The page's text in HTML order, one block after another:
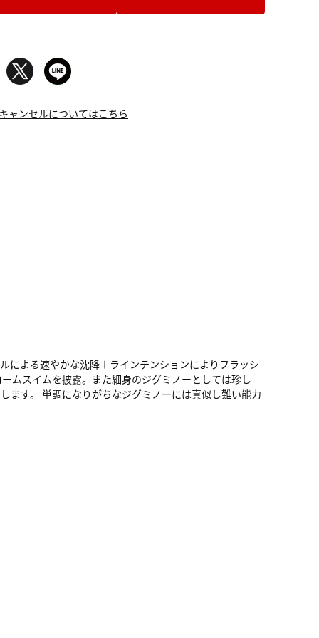
ャンセルについてはこちら
による速やかな沈降＋ラインテンションによりフラッシ
ムスイムを披露。また細身のジグミノーとしては珍し
ます。 単調になりがちなジグミノーには真似し難い能力